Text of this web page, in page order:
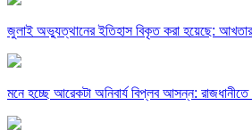
জুলাই অভ্যুত্থানের ইতিহাস বিকৃত করা হয়েছে:
মনে হচ্ছে আরেকটা অনিবার্য বিপ্লব আসন্ন: